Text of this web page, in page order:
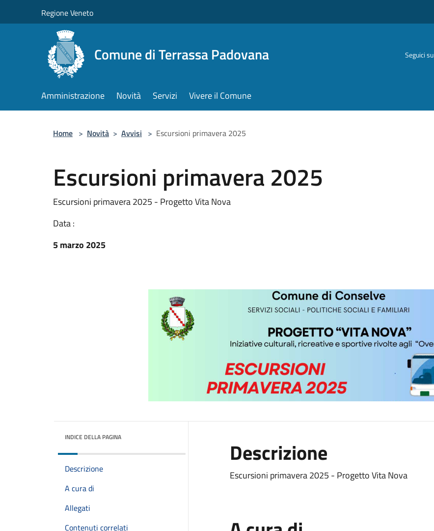
Regione Veneto
Comune di Terrassa Padovana Seguici su
Amministrazione Novità Servizi Vivere il Comune
Home > Novità > Avvisi > Escursioni primavera 2025
Escursioni primavera 2025
Escursioni primavera 2025 - Progetto Vita Nova
Data :
5 marzo 2025
INDICE DELLA PAGINA
Descrizione
A cura di
Allegati
Contenuti correlati
Descrizione
Escursioni primavera 2025 - Progetto Vita Nova